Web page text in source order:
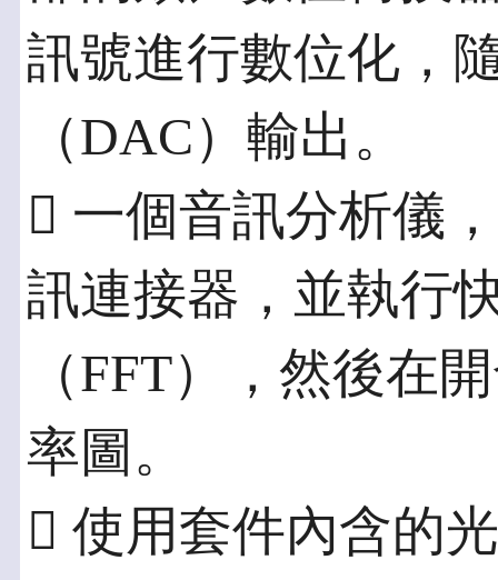
訊號進行數位化，
（DAC）輸出。
 一個音訊分析儀
訊連接器，並執行
（FFT），然後在
率圖。
 使用套件內含的